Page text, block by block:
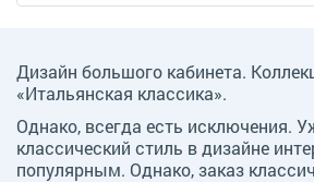
Дизайн большого кабинета.
«Итальянская классика».
Однако, всегда есть исключения.
классический стиль в дизайне
популярным. Однако, заказ